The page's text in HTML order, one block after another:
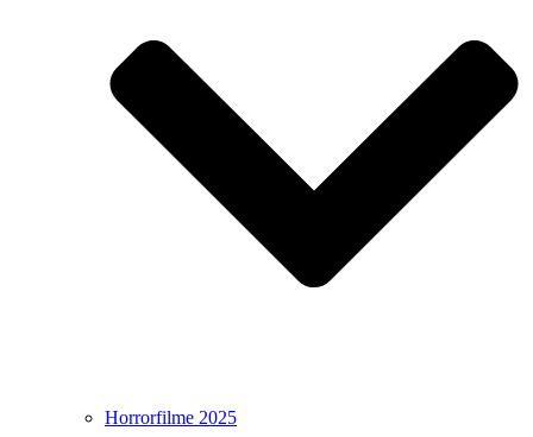
Horrorfilme 2025